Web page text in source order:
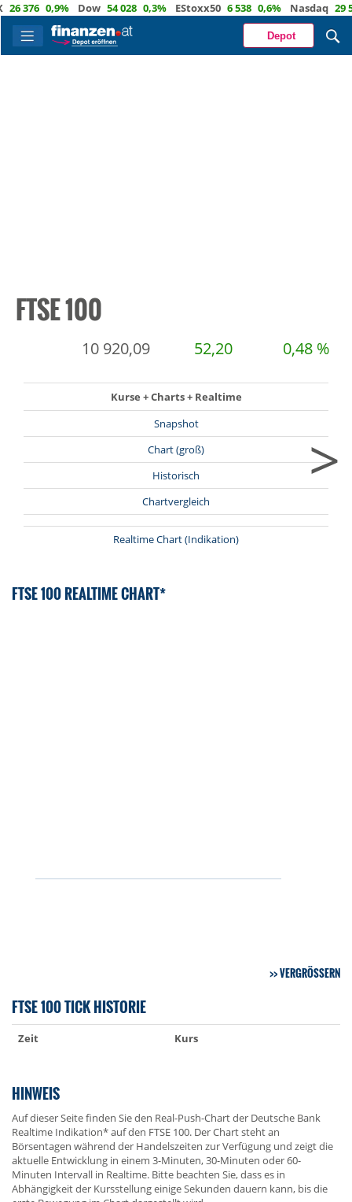
376 0,9% Dow 54 028 0,3% EStoxx50 6 538 0,6% Nasdaq 29 578
Depot
FTSE 100
10 920,09 52,20 0,48 %
Kurse + Charts + Realtime
Snapshot
Chart (groß)
Historisch
Chartvergleich
Realtime Chart (Indikation)
>
FTSE 100 REALTIME CHART*
VERGRÖSSERN
FTSE 100 TICK HISTORIE
Zeit Kurs
HINWEIS
Auf dieser Seite finden Sie den Real-Push-Chart der Deutsche Bank
Realtime Indikation* auf den FTSE 100. Der Chart steht an
Börsentagen während der Handelszeiten zur Verfügung und zeigt die
aktuelle Entwicklung in einem 3-Minuten, 30-Minuten oder 60-
Minuten Intervall in Realtime. Bitte beachten Sie, dass es in
Abhängigkeit der Kursstellung einige Sekunden dauern kann, bis die